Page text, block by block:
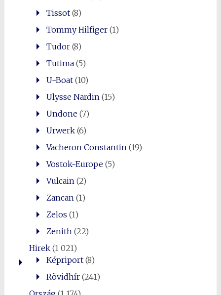
Tissot(8)
Tommy Hilfiger(1)
Tudor(8)
Tutima(5)
U-Boat(10)
Ulysse Nardin (15)
Undone(7)
Urwerk(6)
Vacheron Constantin (19)
Vostok-Europe(5)
Vulcain (2)
Zancan (1)
Zelos (1)
Zenith (22)
Hirek(1 021)
Képriport(8)
Rövidhír(241)